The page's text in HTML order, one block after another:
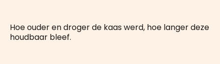
Hoe ouder en droger de kaas werd, hoe langer deze
houdbaar bleef.